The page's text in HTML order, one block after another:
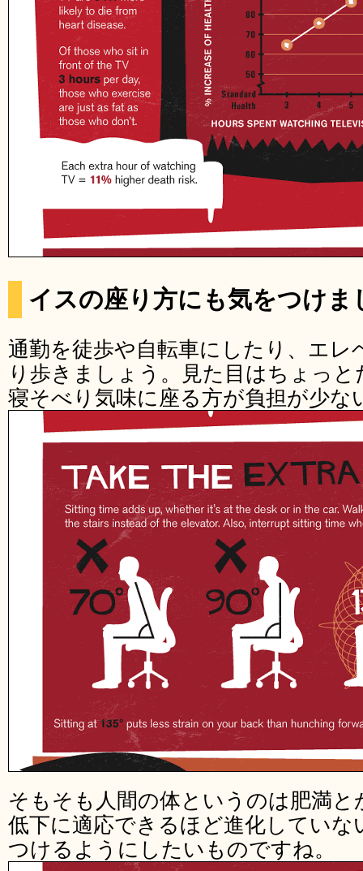
イスの座り方にも気をつけま
通勤を徒歩や自転車にしたり、エレ
り歩きましょう。見た目はちょっ
寝そべり気味に座る方が負担が少な
そもそも人間の体というのは肥満
低下に適応できるほど進化していな
つけるようにしたいものですね。